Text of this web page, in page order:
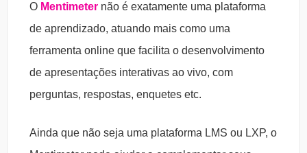
O Mentimeter não é exatamente uma plataforma
de aprendizado, atuando mais como uma
ferramenta online que facilita o desenvolvimento
de apresentações interativas ao vivo, com
perguntas, respostas, enquetes etc.
Ainda que não seja uma plataforma LMS ou LXP, o